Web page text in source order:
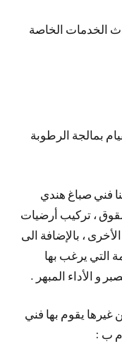
الخدمات الخاصة
بمالجة الرطوبة
فني صباغ هندي
، تركيب أرضيات
، بالإضافة الى
التي يرغب بها
و الأداء المبهر .
غيرها يقوم بها فني
ب :